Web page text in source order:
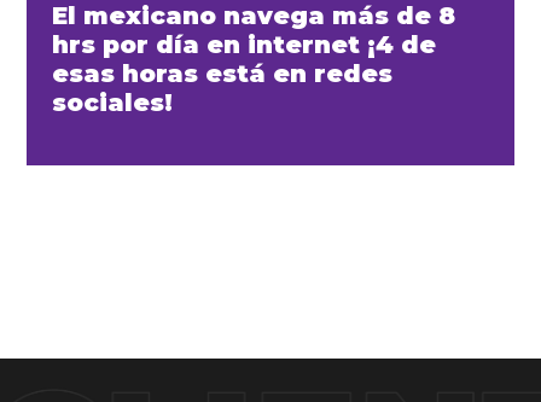
El mexicano navega más de 8
hrs por día en internet ¡4 de
esas horas está en redes
sociales!